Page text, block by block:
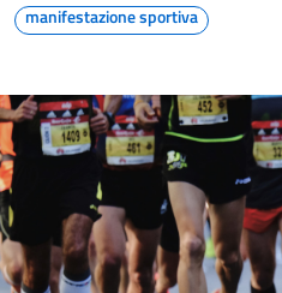
manifestazione sportiva